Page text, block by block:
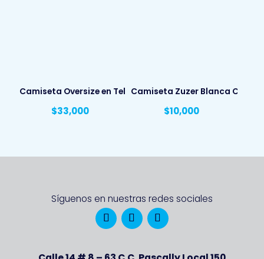
Camiseta Oversize en Tela Fria
$33,000
Camiseta Zuzer Blanca Cuello
$10,000
Síguenos en nuestras redes sociales